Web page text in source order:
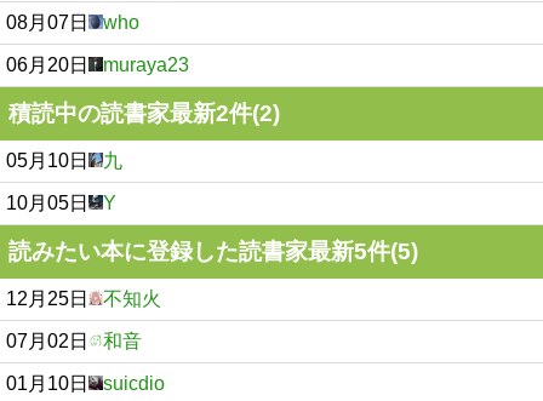
08月07日 who
06月20日 muraya23
積読中の読書家最新2件(2)
05月10日 九
10月05日 Y
読みたい本に登録した読書家最新5件(5)
12月25日 不知火
07月02日 和音
01月10日 suicdio